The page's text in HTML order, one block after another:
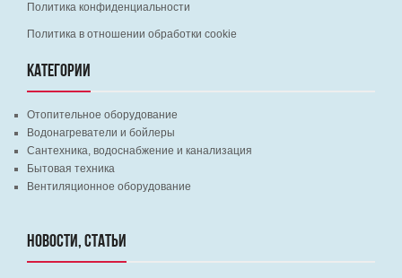
Политика конфиденциальности
Политика в отношении обработки cookie
КАТЕГОРИИ
Отопительное оборудование
Водонагреватели и бойлеры
Сантехника, водоснабжение и канализация
Бытовая техника
Вентиляционное оборудование
НОВОСТИ, СТАТЬИ